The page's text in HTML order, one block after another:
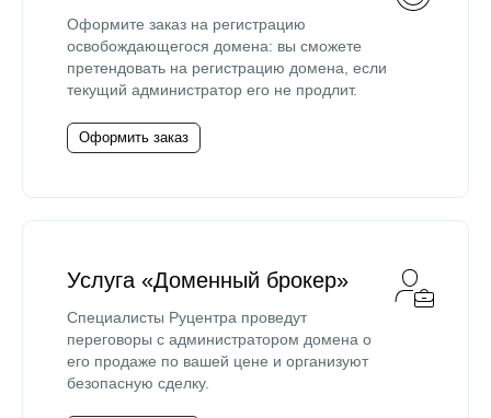
Оформите заказ на регистрацию
освобождающегося домена: вы сможете
претендовать на регистрацию домена, если
текущий администратор его не продлит.
Оформить заказ
Услуга «Доменный брокер»
Специалисты Руцентра проведут
переговоры с администратором домена о
его продаже по вашей цене и организуют
безопасную сделку.